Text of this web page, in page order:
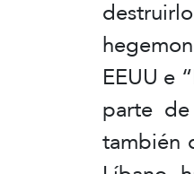
EEUU e
parte
también